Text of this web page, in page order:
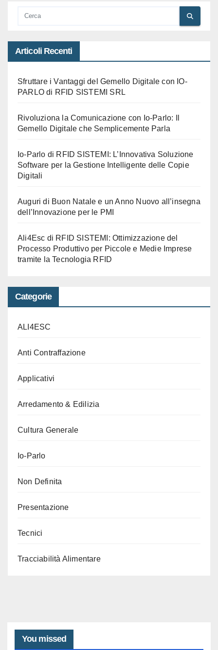
Articoli Recenti
Sfruttare i Vantaggi del Gemello Digitale con IO-
PARLO di RFID SISTEMI SRL
Rivoluziona la Comunicazione con Io-Parlo: Il
Gemello Digitale che Semplicemente Parla
Io-Parlo di RFID SISTEMI: L’Innovativa Soluzione
Software per la Gestione Intelligente delle Copie
Digitali
Auguri di Buon Natale e un Anno Nuovo all’insegna
dell’Innovazione per le PMI
Ali4Esc di RFID SISTEMI: Ottimizzazione del
Processo Produttivo per Piccole e Medie Imprese
tramite la Tecnologia RFID
Categorie
ALI4ESC
Anti Contraffazione
Applicativi
Arredamento & Edilizia
Cultura Generale
Io-Parlo
Non Definita
Presentazione
Tecnici
Tracciabilità Alimentare
You missed